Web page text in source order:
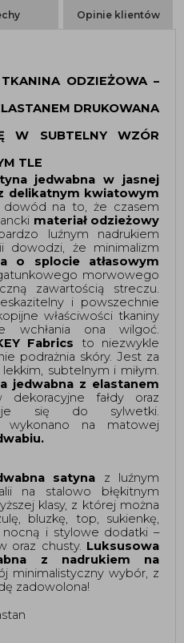
Opinie klientów
ODZIEŻOWA –
DRUKOWANA
W SUBTELNY WZÓR
TLE
jedwabna w jasnej
delikatnym kwiatowym
dowód na to, że czasem
materiał odzieżowy
luźnym nadrukiem
dowodzi, że minimalizm
o splocie atłasowym
morwowego
i powszechnie
właściwości tkaniny
Fabrics to niezwykle
podrażnia skóry. Jest za
jedwabna z elastanem
dekoracyjne fałdy oraz
się do sylwetki.
wykonano na matowej
satyna z luźnym
na stalowo błękitnym
klasy, z której można
bluzkę, top, sukienkę,
i stylowe dodatki –
oraz chusty. Luksusowa
z nadrukiem na
minimalistyczny wybór, z
zadowolona!